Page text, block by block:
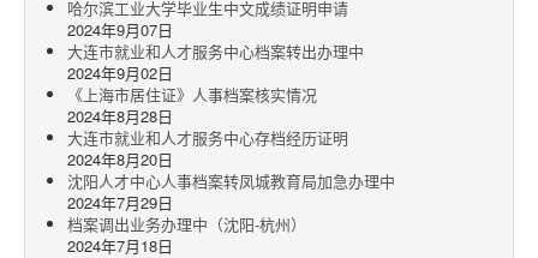
哈尔滨工业大学毕业生中文成绩证明申请
2024年9月07日
大连市就业和人才服务中心档案转出办理中
2024年9月02日
《上海市居住证》人事档案核实情况
2024年8月28日
大连市就业和人才服务中心存档经历证明
2024年8月20日
沈阳人才中心人事档案转凤城教育局加急办理中
2024年7月29日
档案调出业务办理中（沈阳-杭州）
2024年7月18日